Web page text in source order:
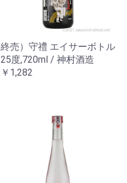
終売）守禮 エイサーボトル
25度,720ml / 神村酒造
￥1,282